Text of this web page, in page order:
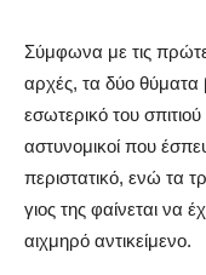
Σύμφωνα με τις
αρχές, τα δύο θύματα
εσωτερικό του
αστυνομικοί που
περιστατικό, ενώ τα
γιος της φαίνεται να
αιχμηρό αντικείμενο.